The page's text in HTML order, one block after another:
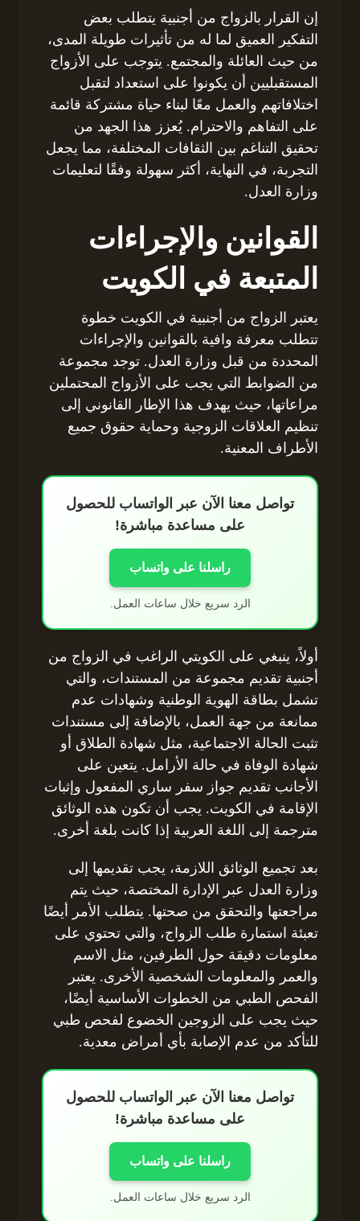
إن القرار بالزواج من أجنبية يتطلب بعض
التفكير العميق لما له من تأثيرات طويلة المدى،
من حيث العائلة والمجتمع. يتوجب على الأزواج
المستقبليين أن يكونوا على استعداد لتقبل
اختلافاتهم والعمل معًا لبناء حياة مشتركة قائمة
على التفاهم والاحترام. يُعزز هذا الجهد من
تحقيق التناغم بين الثقافات المختلفة، مما يجعل
التجربة، في النهاية، أكثر سهولة وفقًا لتعليمات
وزارة العدل.
القوانين والإجراءات
المتبعة في الكويت
يعتبر الزواج من أجنبية في الكويت خطوة
تتطلب معرفة وافية بالقوانين والإجراءات
المحددة من قبل وزارة العدل. توجد مجموعة
من الضوابط التي يجب على الأزواج المحتملين
مراعاتها، حيث يهدف هذا الإطار القانوني إلى
تنظيم العلاقات الزوجية وحماية حقوق جميع
الأطراف المعنية.
تواصل معنا الآن عبر الواتساب للحصول
على مساعدة مباشرة!
راسلنا على واتساب
الرد سريع خلال ساعات العمل.
أولاً، ينبغي على الكويتي الراغب في الزواج من
أجنبية تقديم مجموعة من المستندات، والتي
تشمل بطاقة الهوية الوطنية وشهادات عدم
ممانعة من جهة العمل، بالإضافة إلى مستندات
تثبت الحالة الاجتماعية، مثل شهادة الطلاق أو
شهادة الوفاة في حالة الأرامل. يتعين على
الأجانب تقديم جواز سفر ساري المفعول وإثبات
الإقامة في الكويت. يجب أن تكون هذه الوثائق
مترجمة إلى اللغة العربية إذا كانت بلغة أخرى.
بعد تجميع الوثائق اللازمة، يجب تقديمها إلى
وزارة العدل عبر الإدارة المختصة، حيث يتم
مراجعتها والتحقق من صحتها. يتطلب الأمر أيضًا
تعبئة استمارة طلب الزواج، والتي تحتوي على
معلومات دقيقة حول الطرفين، مثل الاسم
والعمر والمعلومات الشخصية الأخرى. يعتبر
الفحص الطبي من الخطوات الأساسية أيضًا،
حيث يجب على الزوجين الخضوع لفحص طبي
للتأكد من عدم الإصابة بأي أمراض معدية.
تواصل معنا الآن عبر الواتساب للحصول
على مساعدة مباشرة!
راسلنا على واتساب
الرد سريع خلال ساعات العمل.